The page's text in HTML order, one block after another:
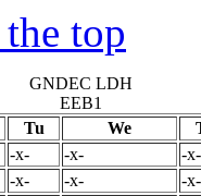
top
GNDEC LDH
EEB1
Tu We
-x- -x- -x-
-x- -x- -x-